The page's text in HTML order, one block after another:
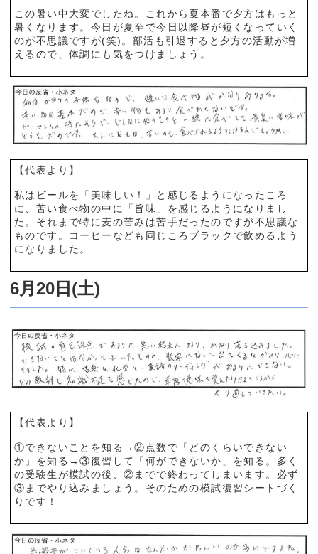
この暑い中大変でしたね。これから夏本番で夕方はもっと
暑くなります。今日が夏至で今日以降昼が短くなっていく
のが不思議ですが(笑)。部活も引退すると夕方の活動が増
えるので、体調にも気をつけましょう。
【代表より】
私はビールを「美味しい！」と感じるようになったころ
に、苦い食べ物の中に「旨味」を感じるようになりまし
た。それまで特に麦の苦みは苦手だったのですが不思議な
ものです。コーヒーなども同じころブラックで飲めるよう
になりました。
6月20日(土)
【代表より】
①できないことを知る→②点数で「どのくらいできない
か」を知る→③復習して「何ができないか」を知る。多く
の受験生が模試の後、②までで終わってしまいます。必ず
③までやり込みましょう。そのための模試復習シートづく
りです！